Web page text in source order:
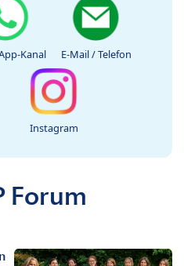
Kanal E-Mail / Telefon
Instagram
Forum